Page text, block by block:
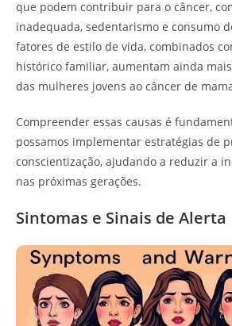
que podem contribuir para o câncer,
inadequada, sedentarismo e consumo
fatores de estilo de vida, combinados
histórico familiar, aumentam ainda
das mulheres jovens ao câncer de
Compreender essas causas é
possamos implementar estratégias de
conscientização, ajudando a reduzir a
nas próximas gerações.
Sintomas e Sinais de Alerta